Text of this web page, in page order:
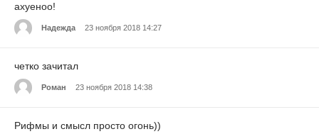
ахуеноо!
Надежда 23 ноября 2018 14:27
четко зачитал
Роман 23 ноября 2018 14:38
Рифмы и смысл просто огонь))